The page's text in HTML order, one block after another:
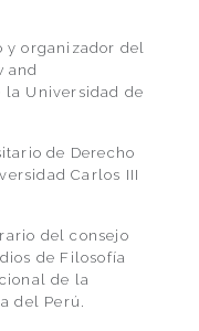
y organizador del
and
la Universidad de
de Derecho
Carlos III
del consejo
de Filosofía
de la
del Perú.